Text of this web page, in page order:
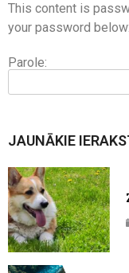
This content is
your password below:
Parole:
JAUNĀKIE